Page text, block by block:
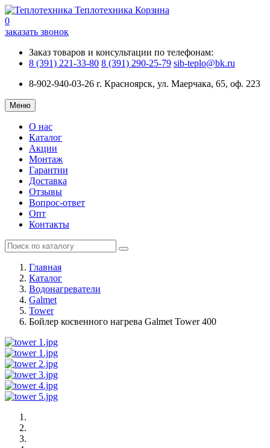
Теплотехника Корзина
0
заказать звонок
Заказ товаров и консультации по телефонам:
8 (391) 221-33-80 8 (391) 290-25-79 sib-teplo@bk.ru
8-902-940-03-26 г. Красноярск, ул. Маерчака, 65, оф. 223
Меню
О нас
Каталог
Акции
Монтаж
Гарантии
Доставка
Отзывы
Вопрос-ответ
Опт
Контакты
Главная
Каталог
Водонагреватели
Galmet
Tower
Бойлер косвенного нагрева Galmet Tower 400